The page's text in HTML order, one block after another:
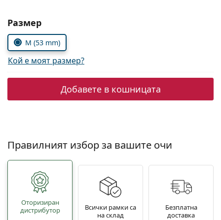
Prada
Всички марки
Изберете параметри
Размер
M (53 mm)
Кой е моят размер?
Добавете в кошницата
Правилният избор за вашите очи
Oторизиран
дистрибутор
Всички рамки са
на склад
Безплатна
доставка